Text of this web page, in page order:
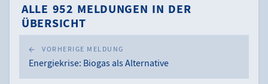
ALLE 952 MELDUNGEN IN DER
ÜBERSICHT
VORHERIGE MELDUNG
Energiekrise: Biogas als Alternative